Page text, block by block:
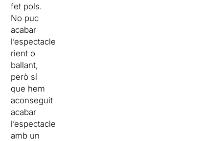
fet pols.
No puc
acabar
l’espectacle
rient o
ballant,
però sí
que hem
aconseguit
acabar
l’espectacle
amb un